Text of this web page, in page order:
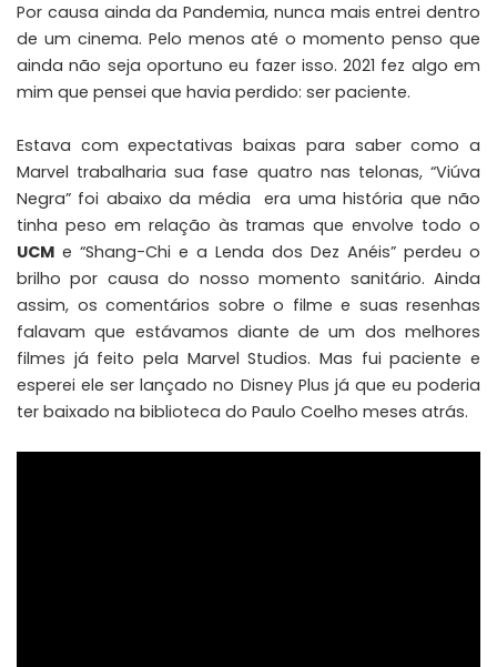
Por causa ainda da Pandemia, nunca mais entrei dentro
de um cinema. Pelo menos até o momento penso que
ainda não seja oportuno eu fazer isso. 2021 fez algo em
mim que pensei que havia perdido: ser paciente.
Estava com expectativas baixas para saber como a
Marvel trabalharia sua fase quatro nas telonas, “Viúva
Negra” foi abaixo da média era uma história que não
tinha peso em relação às tramas que envolve todo o
UCM e “Shang-Chi e a Lenda dos Dez Anéis” perdeu o
brilho por causa do nosso momento sanitário. Ainda
assim, os comentários sobre o filme e suas resenhas
falavam que estávamos diante de um dos melhores
filmes já feito pela Marvel Studios. Mas fui paciente e
esperei ele ser lançado no Disney Plus já que eu poderia
ter baixado na biblioteca do Paulo Coelho meses atrás.